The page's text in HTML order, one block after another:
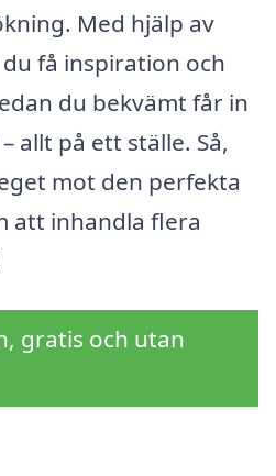
Med hjälp av
få inspiration och
du bekvämt får in
allt på ett ställe. Så,
mot den perfekta
att inhandla flera
gratis och utan